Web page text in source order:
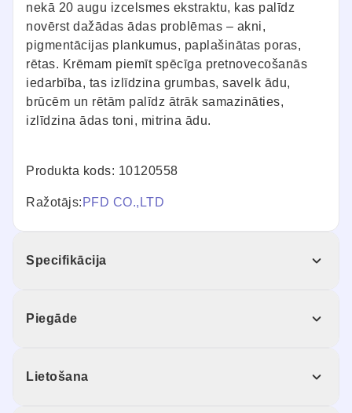
nekā 20 augu izcelsmes ekstraktu, kas palīdz
novērst dažādas ādas problēmas – akni,
pigmentācijas plankumus, paplašinātas poras,
rētas. Krēmam piemīt spēcīga pretnovecošanās
iedarbība, tas izlīdzina grumbas, savelk ādu,
brūcēm un rētām palīdz ātrāk samazināties,
izlīdzina ādas toni, mitrina ādu.
Produkta kods: 10120558
Ražotājs: PFD CO.,LTD
Specifikācija
Piegāde
Lietošana